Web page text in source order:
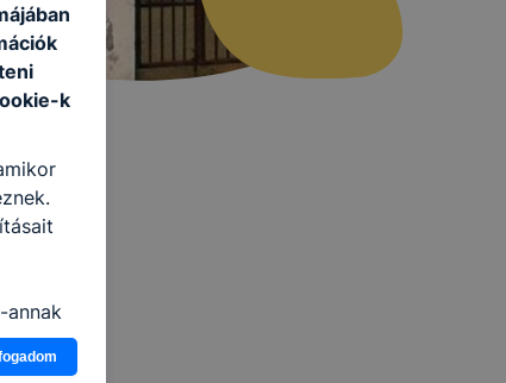
k
annak
ha